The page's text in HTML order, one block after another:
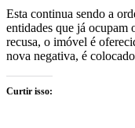
Esta continua sendo a
entidades que já ocupam
recusa, o imóvel é
nova negativa, é
Curtir isso: